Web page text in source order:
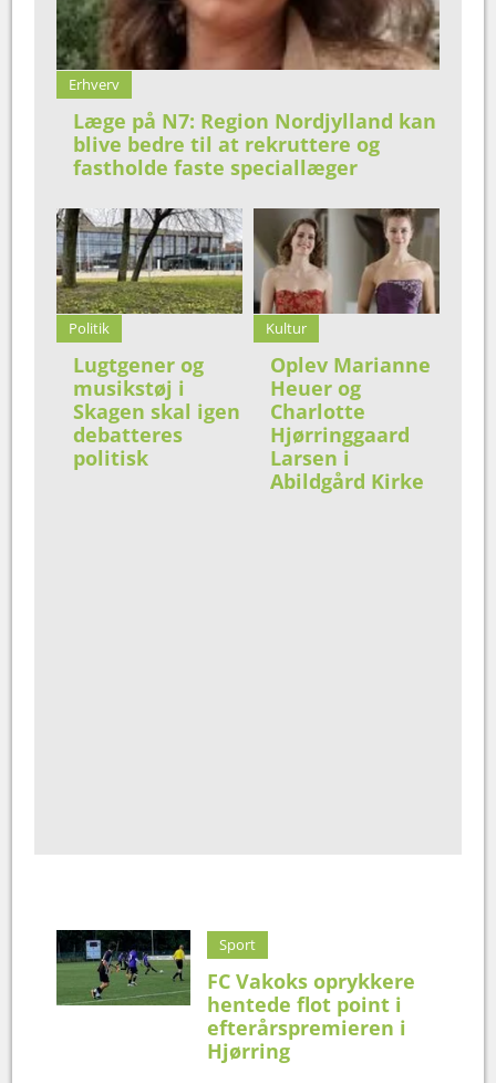
Erhverv
Læge på N7: Region Nordjylland kan
blive bedre til at rekruttere og
fastholde faste speciallæger
Politik
Lugtgener og
musikstøj i
Skagen skal igen
debatteres
politisk
Kultur
Oplev Marianne
Heuer og
Charlotte
Hjørringgaard
Larsen i
Abildgård Kirke
Sport
FC Vakoks oprykkere
hentede flot point i
efterårspremieren i
Hjørring